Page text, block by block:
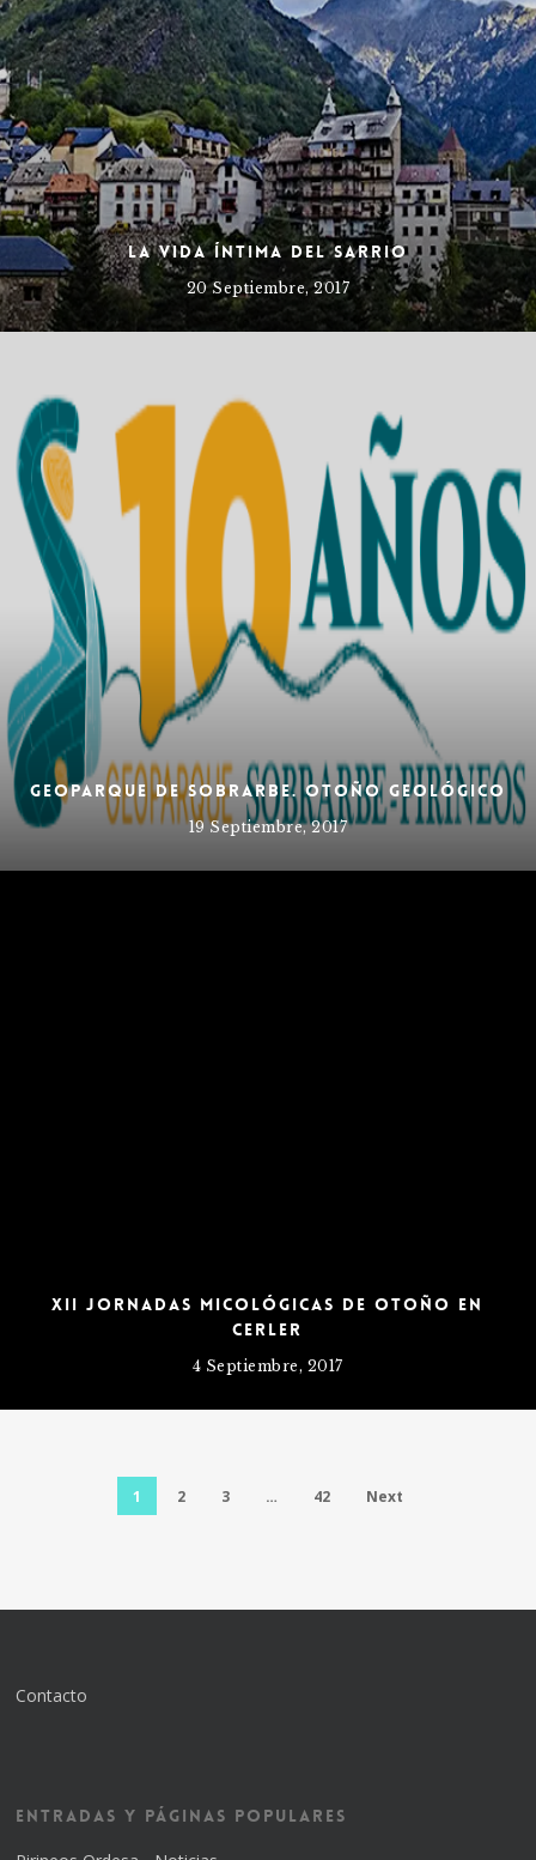
La vida íntima del Sarrio
20 Septiembre, 2017
Geoparque de Sobrarbe. Otoño geológico
19 Septiembre, 2017
XII Jornadas Micológicas de Otoño en
Cerler
4 Septiembre, 2017
1 2 3 … 42 Next
Contacto
Entradas y Páginas Populares